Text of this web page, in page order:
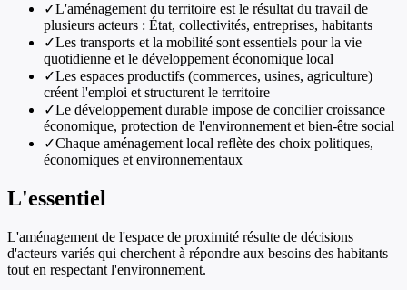
✓L'aménagement du territoire est le résultat du travail de
plusieurs acteurs : État, collectivités, entreprises, habitants
✓Les transports et la mobilité sont essentiels pour la vie
quotidienne et le développement économique local
✓Les espaces productifs (commerces, usines, agriculture)
créent l'emploi et structurent le territoire
✓Le développement durable impose de concilier croissance
économique, protection de l'environnement et bien-être social
✓Chaque aménagement local reflète des choix politiques,
économiques et environnementaux
L'essentiel
L'aménagement de l'espace de proximité résulte de décisions
d'acteurs variés qui cherchent à répondre aux besoins des habitants
tout en respectant l'environnement.